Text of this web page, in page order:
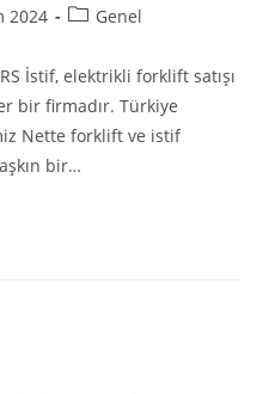
2024 Genel
İstif, elektrikli forklift satışı
bir firmadır. Türkiye
Nette forklift ve istif
bir…